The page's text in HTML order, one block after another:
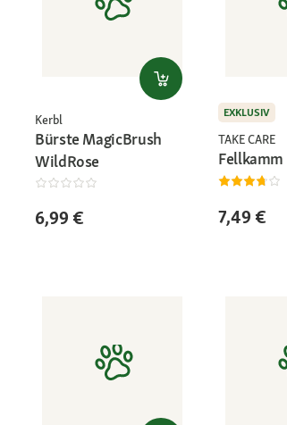
Kerbl
Bürste MagicBrush
WildRose
6,99 €
EXKLUSIV
TAKE CARE
Fellkamm
7,49 €